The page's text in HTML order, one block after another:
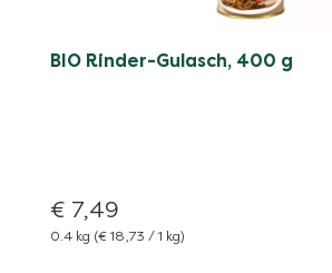
BIO Rinder-Gulasch, 400 g
€ 7,49
0.4 kg (€ 18,73 / 1 kg)